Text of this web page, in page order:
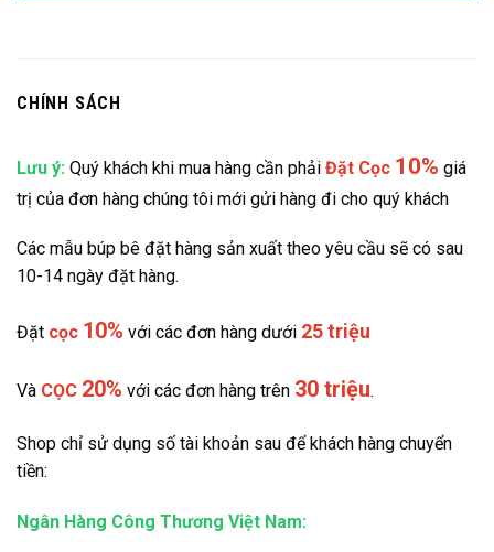
CHÍNH SÁCH
Lưu ý: Quý khách khi mua hàng cần phải Đặt Cọc 10% giá
trị của đơn hàng chúng tôi mới gửi hàng đi cho quý khách
Các mẫu búp bê đặt hàng sản xuất theo yêu cầu sẽ có sau
10-14 ngày đặt hàng.
Đặt cọc 10% với các đơn hàng dưới 25 triệu
Và CỌC 20% với các đơn hàng trên 30 triệu.
Shop chỉ sử dụng số tài khoản sau để khách hàng chuyển
tiền:
Ngân Hàng Công Thương Việt Nam: